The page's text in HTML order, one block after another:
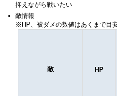
抑えながら戦いたい
敵情報
※HP、被ダメの数値はあくまで目
敵 HP